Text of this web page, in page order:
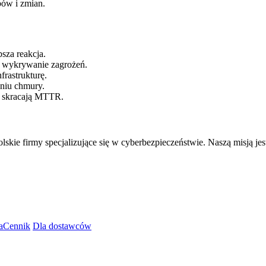
i zmian.
reakcja.
zagrożeń.
chmury.
MTTR.
firmy specjalizujące się w cyberbezpieczeństwie. Naszą misją
Cennik Dla dostawców